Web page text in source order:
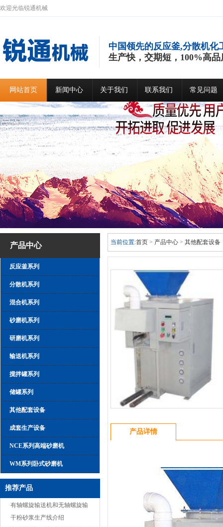
欢迎光临锐通机械
中国领先的反应釜,分散机化
生产快，交期短，100%高品
网站首页 新闻中心 关于我们 联系我们 常见问题
产品中心
反应釜系列
分散机系列
混合机系列
砂磨机系列
研磨机系列
输送机系列
搅拌罐系列
储罐系列
其他配套设备
成套生产设备
NCE系列高端砂磨机
WM系列卧式砂磨机
推荐产品
有轴螺旋输送机和无轴螺旋输
送机不同之处
干粉砂浆生产线介绍
当前位置:首页 > 产品中心 > 其他配套设备
产品详情